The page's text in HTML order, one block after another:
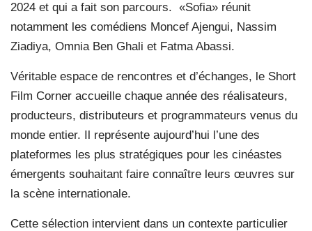
2024 et qui a fait son parcours. «Sofia» réunit
notamment les comédiens Moncef Ajengui, Nassim
Ziadiya, Omnia Ben Ghali et Fatma Abassi.
Véritable espace de rencontres et d’échanges, le Short
Film Corner accueille chaque année des réalisateurs,
producteurs, distributeurs et programmateurs venus du
monde entier. Il représente aujourd’hui l’une des
plateformes les plus stratégiques pour les cinéastes
émergents souhaitant faire connaître leurs œuvres sur
la scène internationale.
Cette sélection intervient dans un contexte particulier